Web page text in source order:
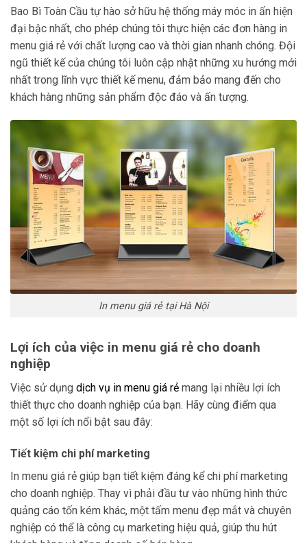
Bao Bì Toàn Cầu tự hào sở hữu hệ thống máy móc in ấn hiện
đại bậc nhất, cho phép chúng tôi thực hiện các đơn hàng in
menu giá rẻ với chất lượng cao và thời gian nhanh chóng. Đội
ngũ thiết kế của chúng tôi luôn cập nhật những xu hướng mới
nhất trong lĩnh vực thiết kế menu, đảm bảo mang đến cho
khách hàng những sản phẩm độc đáo và ấn tượng.
In menu giá rẻ tại Hà Nội
Lợi ích của việc in menu giá rẻ cho doanh
nghiệp
Việc sử dụng dịch vụ in menu giá rẻ mang lại nhiều lợi ích
thiết thực cho doanh nghiệp của bạn. Hãy cùng điểm qua
một số lợi ích nổi bật sau đây:
Tiết kiệm chi phí marketing
In menu giá rẻ giúp bạn tiết kiệm đáng kể chi phí marketing
cho doanh nghiệp. Thay vì phải đầu tư vào những hình thức
quảng cáo tốn kém khác, một tấm menu đẹp mắt và chuyên
nghiệp có thể là công cụ marketing hiệu quả, giúp thu hút